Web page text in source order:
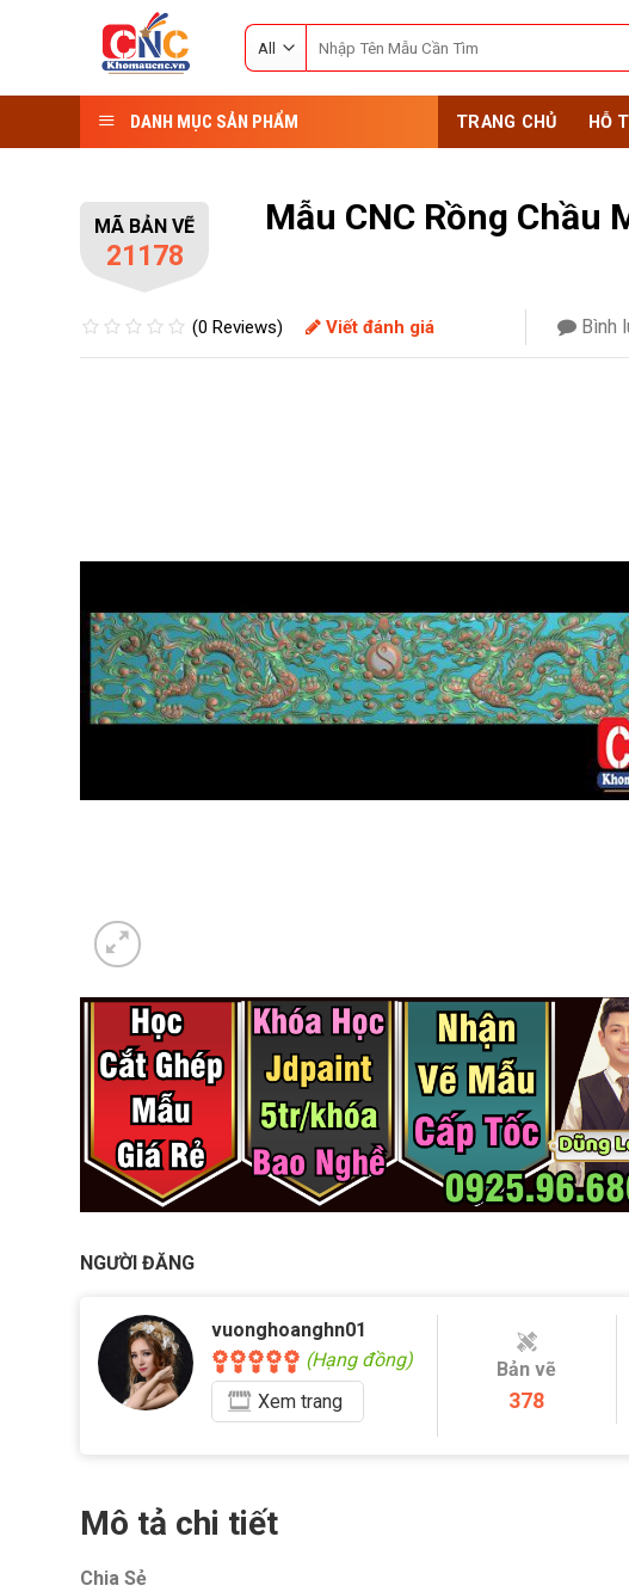
for:
DANH MỤC SẢN PHẨM TRANG CHỦ HỖ
MÃ BẢN VẼ
21178
Mẫu CNC Rồng Chầu
(0 Reviews) Viết đánh giá Bình
NGƯỜI ĐĂNG
vuonghoanghn01
(Hạng đồng)
Xem trang
Bản vẽ
378
Mô tả chi tiết
Chia Sẻ